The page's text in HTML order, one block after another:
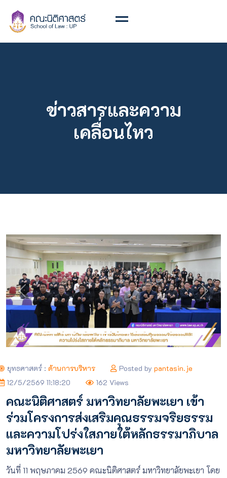
ข่าวสารและความ
เคลื่อนไหว
Previous Next
ยุทธศาสตร์ : ด้านการบริหาร Posted by pantasin.je
12/5/2569 11:18:20
162 Views
คณะนิติศาสตร์ มหาวิทยาลัยพะเยา เข้า
ร่วมโครงการส่งเสริมคุณธรรมจริยธรรม
และความโปร่งใสภายใต้หลักธรรมาภิบาล
มหาวิทยาลัยพะเยา
วันที่ 11 พฤษภาคม 2569 คณะนิติศาสตร์ มหาวิทยาลัยพะเยา โดย